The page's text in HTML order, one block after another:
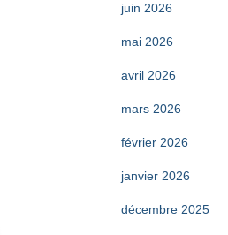
juin 2026
mai 2026
avril 2026
mars 2026
février 2026
janvier 2026
décembre 2025